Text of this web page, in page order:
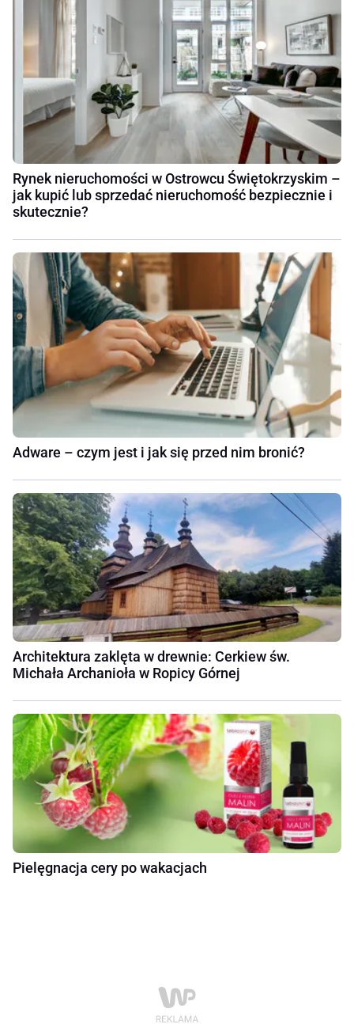
Rynek nieruchomości w Ostrowcu Świętokrzyskim –
jak kupić lub sprzedać nieruchomość bezpiecznie i
skutecznie?
Adware – czym jest i jak się przed nim bronić?
Architektura zaklęta w drewnie: Cerkiew św.
Michała Archanioła w Ropicy Górnej
Pielęgnacja cery po wakacjach